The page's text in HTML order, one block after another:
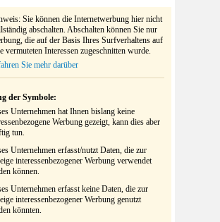
Sie können die Internetwerbung hier nicht
abschalten. Abschalten können Sie nur
die auf der Basis Ihres Surfverhaltens auf
vermuteten Interessen zugeschnitten wurde.
Sie mehr darüber
der Symbole:
Unternehmen hat Ihnen bislang keine
Werbung gezeigt, kann dies aber
tun.
Unternehmen erfasst/nutzt Daten, die zur
interessenbezogener Werbung verwendet
können.
Unternehmen erfasst keine Daten, die zur
interessenbezogener Werbung genutzt
könnten.